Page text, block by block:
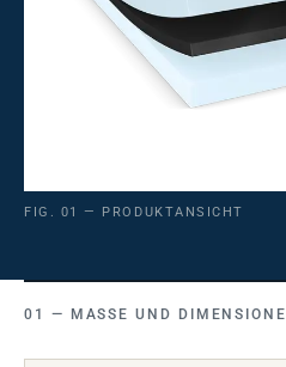
FIG. 01 — PRODUKTANSICHT
MASSE UND DIMENSIONEN